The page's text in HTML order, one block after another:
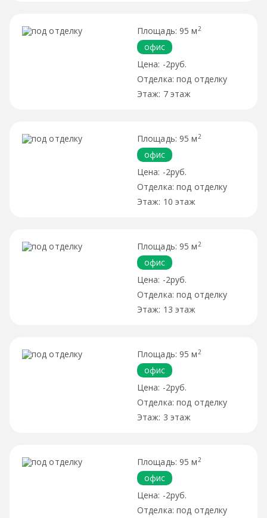
95 м 2
офис
-2руб.
под отделку
7 этаж
95 м 2
офис
-2руб.
под отделку
10 этаж
95 м 2
офис
-2руб.
под отделку
13 этаж
95 м 2
офис
-2руб.
под отделку
3 этаж
95 м 2
офис
-2руб.
под отделку